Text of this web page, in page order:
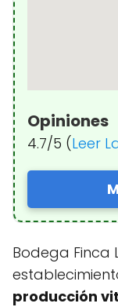
Opiniones
4.7/5 (Leer
Bodega Finca
producción